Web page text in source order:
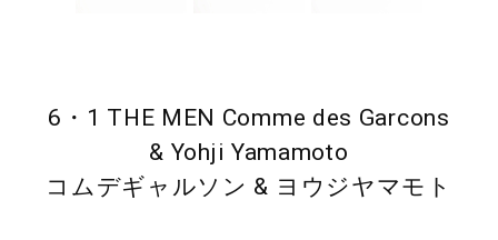
6・1 THE MEN Comme des Garcons
& Yohji Yamamoto
コムデギャルソン & ヨウジヤマモト